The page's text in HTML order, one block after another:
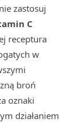
zastosuj
C
receptura
w
broń
oznaki
działaniem